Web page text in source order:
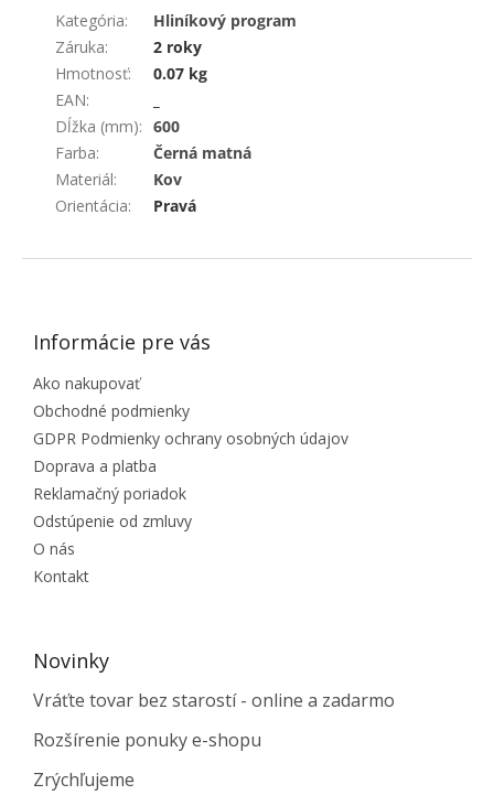
Kategória:
Hliníkový program
Záruka:
2 roky
Hmotnosť:
0.07 kg
EAN:
Dĺžka (mm): 600
Farba:
Černá matná
Materiál:
Kov
Orientácia: Pravá
ZÁPÄTIE
Informácie pre vás
Ako nakupovať
Obchodné podmienky
GDPR Podmienky ochrany osobných údajov
Doprava a platba
Reklamačný poriadok
Odstúpenie od zmluvy
O nás
Kontakt
Novinky
Vráťte tovar bez starostí - online a zadarmo
Rozšírenie ponuky e-shopu
Zrýchľujeme